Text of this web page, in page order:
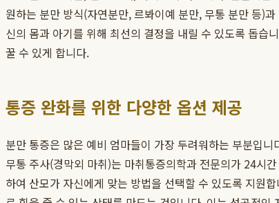
원하는 분만 방식(자연분만, 르봐이예 분만, 무통 분만 등)
신의 몸과 아기를 위해 최선의 결정을 내릴 수 있도록 돕습
꿀 수 있게 합니다.
통증 완화를 위한 다양한 옵션 제공
분만 통증은 많은 예비 엄마들이 가장 두려워하는 부분입
무통 주사(경막외 마취)는 마취통증의학과 전문의가 24시
하여 산모가 자신에게 맞는 방법을 선택할 수 있도록 지원